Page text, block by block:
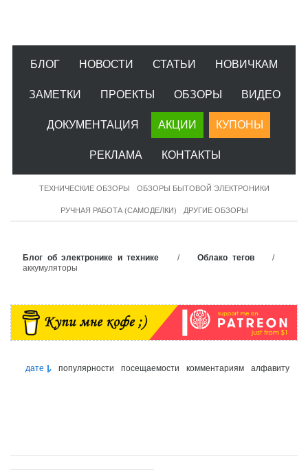
БЛОГ НОВОСТИ СТАТЬИ НОВИЧКАМ
ЗАМЕТКИ ПРОЕКТЫ ОБЗОРЫ ВИДЕО
ДОКУМЕНТАЦИЯ АКЦИИ КУПОНЫ
РЕКЛАМА КОНТАКТЫ
ТЕХНИЧЕСКИЕ ОБЗОРЫ ОБЗОРЫ БЫТОВОЙ ЭЛЕКТРОНИКИ
РУЧНАЯ РАБОТА (САМОДЕЛКИ) ДРУГИЕ ОБЗОРЫ
Блог об электронике и технике / Облако тегов/
аккумуляторы
дате популярности посещаемости комментариям алфавиту